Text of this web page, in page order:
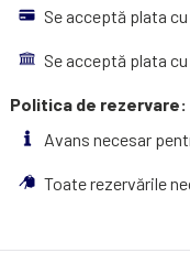
Se acceptă plata cu
Se acceptă plata
Politica de rezervare:
Avans necesar
Toate rezervările